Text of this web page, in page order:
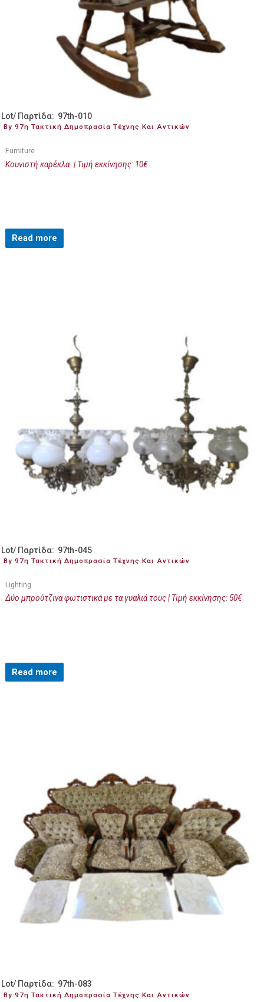
Lot/ Παρτίδα: 97th-010
By 97η Τακτική Δημοπρασία Τέχνης Και Αντικών
Furniture
Κουνιστή καρέκλα. | Τιμή εκκίνησης: 10€
Read more
Lot/ Παρτίδα: 97th-045
By 97η Τακτική Δημοπρασία Τέχνης Και Αντικών
Lighting
Δύο μπρούτζινα φωτιστικά με τα γυαλιά τους | Τιμή εκκίνησης: 50€
Read more
Lot/ Παρτίδα: 97th-083
By 97η Τακτική Δημοπρασία Τέχνης Και Αντικών